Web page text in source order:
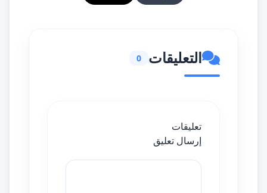
التعليقات 0
تعليقات
إرسال تعليق